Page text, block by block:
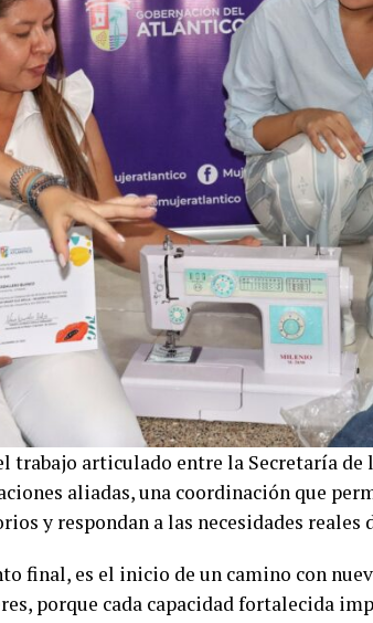
trabajo articulado entre la Secretaría de
aliadas, una coordinación que
y respondan a las necesidades reales
final, es el inicio de un camino con
porque cada capacidad fortalecida